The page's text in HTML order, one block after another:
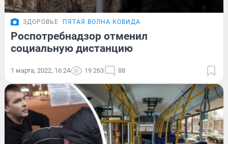
ЗДОРОВЬЕ ПЯТАЯ ВОЛНА КОВИДА
Роспотребнадзор отменил
социальную дистанцию
1 марта, 2022, 16:24 19 263 88